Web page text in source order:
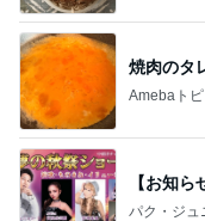
ガザル
焼肉のタ
Amebaト
【お知
パク・ジュ